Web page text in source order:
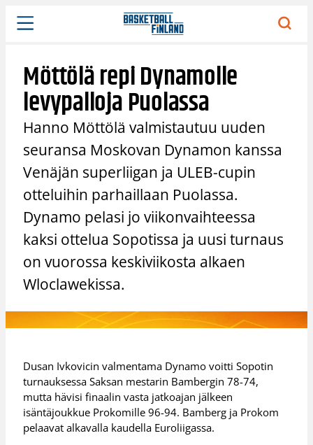
Siirry
sisältöön
Möttölä repi Dynamolle
levypalloja Puolassa
Hanno Möttölä valmistautuu uuden
seuransa Moskovan Dynamon kanssa
Venäjän superliigan ja ULEB-cupin
otteluihin parhaillaan Puolassa.
Dynamo pelasi jo viikonvaihteessa
kaksi ottelua Sopotissa ja uusi turnaus
on vuorossa keskiviikosta alkaen
Wloclawekissa.
Dusan Ivkovicin valmentama Dynamo voitti Sopotin
turnauksessa Saksan mestarin Bambergin 78-74,
mutta hävisi finaalin vasta jatkoajan jälkeen
isäntäjoukkue Prokomille 96-94. Bamberg ja Prokom
pelaavat alkavalla kaudella Euroliigassa.